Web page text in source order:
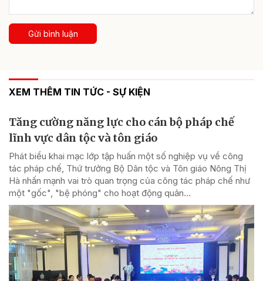
Gửi bình luận
XEM THÊM TIN TỨC - SỰ KIỆN
Tăng cường năng lực cho cán bộ pháp chế
lĩnh vực dân tộc và tôn giáo
Phát biểu khai mạc lớp tập huấn một số nghiệp vụ về công
tác pháp chế, Thứ trưởng Bộ Dân tộc và Tôn giáo Nông Thị
Hà nhấn mạnh vai trò quan trọng của công tác pháp chế như
một "gốc", "bệ phóng" cho hoạt động quản...